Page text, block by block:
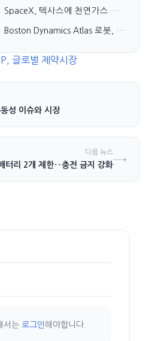
SpaceX, 텍사스에 천연가스 발
Boston Dynamics Atlas 로봇, 3
글로벌 제약시장
성 이슈와 시장
다음 뉴스
터리 2개 제한‥충전 금지 강화→
서는 로그인해야합니다.